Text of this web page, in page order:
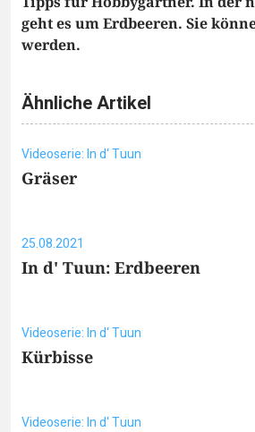
geht es um Erdbeeren. Sie
werden.
Ähnliche Artikel
Videoserie: In d‘ Tuun
Gräser
25.08.2021
In d' Tuun: Erdbeeren
Videoserie: In d‘ Tuun
Kürbisse
Videoserie: In d‘ Tuun